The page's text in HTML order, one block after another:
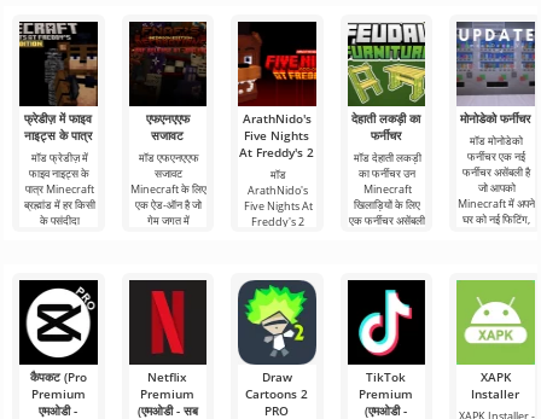
फ्रेडीज़ में फाइव
नाइट्स के पात्र
मॉड फ्रेडीज़ में
फाइव नाइट्स के
पात्र Minecraft
ब्रह्मांड में हर किसी
के पसंदीदा
एफएनएएफ
सजावट
मॉड एफएनएएफ
सजावट
Minecraft के लिए
एक ऐड-ऑन है जो
गेम जगत में
ArathNido's
Five Nights
At Freddy's 2
मॉड
ArathNido's
Five Nights At
Freddy's 2
देहाती लकड़ी का
फर्नीचर
मॉड देहाती लकड़ी
का फर्नीचर उन
Minecraft
खिलाड़ियों के लिए
एक फर्नीचर असेंबली
मोनोडेको फर्नीचर
मॉड मोनोडेको
फर्नीचर एक नई
फर्नीचर असेंबली है
जो आपको
Minecraft में अपने
घर को नई फिटिंग,
कैपकट (Pro
Premium
एमओडी -
Netflix
Premium
(एमओडी - सब
Draw
Cartoons 2
PRO
TikTok
Premium
(एमओडी -
XAPK
Installer
XAPK Installer -